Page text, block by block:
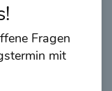
Fragen
mit